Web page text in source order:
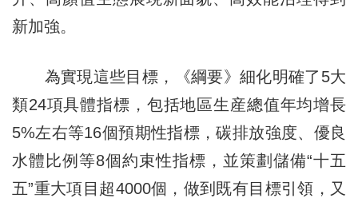
新加強。
為實現這些目標，《綱要》細化明確了5大
類24項具體指標，包括地區生産總值年均增長
5%左右等16個預期性指標，碳排放強度、優良
水體比例等8個約束性指標，並策劃儲備“十五
五”重大項目超4000個，做到既有目標引領，又